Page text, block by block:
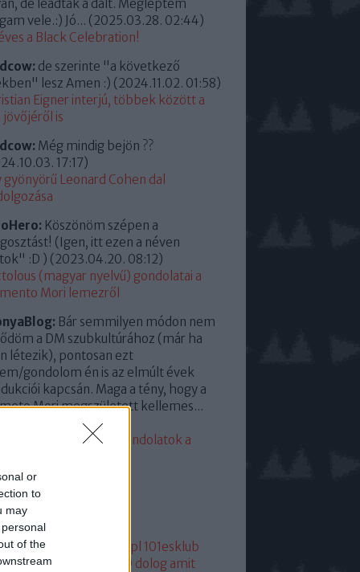
or
to
may
of the
de leadták a dalt. Megleptem
vele.:) Jó... (2025.03.28. 02:44)
a Black Celebration!
de szerinte "a következő
lesz Amen :) (2024.11.02. 01:58)
Eigner interjú, többek között a
jövőjéről is
Még mindig bejön ??
17:17)
gyönyörű Leonard Cohen dal
Köszönöm szépen a
(Igen, itt ezen a néven
:D ) (2023.04.20. 08:12)
(magyar nyelvű) gondolatai a
Mori lemezről
Bár semmilyen módon nem
a DM szubkultúrához (már ha
létezik), pontosan ezt
gondolom én is az elmúlt évek
kapcsán. Maga a tény, hogy a
Mori megszületett kellemes...
15:35)
eddigi leggyengébb. Gondolatok a
20
1 1+2101 101dm.pl 101esklub
101 hang
10 dolog amit